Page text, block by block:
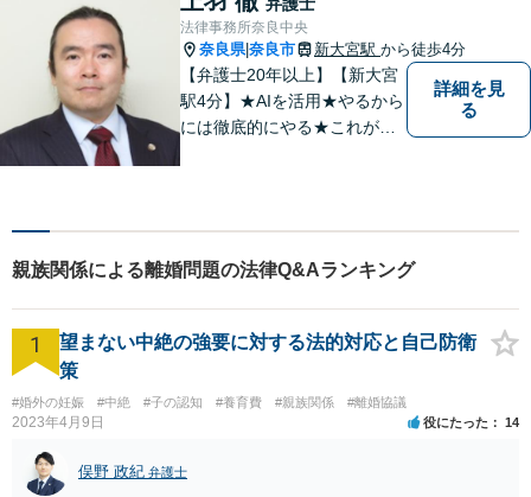
法律事務所奈良中央
奈良県|奈良市 新大宮駅 から徒歩4分
【弁護士20年以上】【新大宮
駅4分】★AIを活用★やるから
には徹底的にやる★これが私
も惜しみません！「不安を安
心に」丁寧にサポートしま
す。お気軽にご相談ください
詳細を見
る
親族関係による離婚問題の法律Q&Aランキング
1
望まない中絶の強要に対する法的対応と自己防衛
策
#婚外の妊娠 #中絶 #子の認知 #養育費 #親族関係 #離婚協議
2023年4月9日 役にたった 14
俣野 政紀 弁護士